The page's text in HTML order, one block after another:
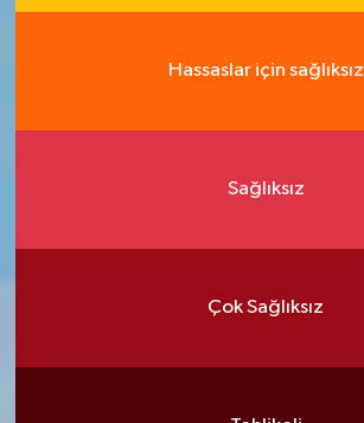
Hassaslar için sağlıksız
Sağlıksız
Çok Sağlıksız